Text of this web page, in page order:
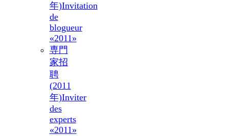
年)Invitation
de
blogueur
«2011»
専門
家招
聘
(2011
年)Inviter
des
experts
«2011»